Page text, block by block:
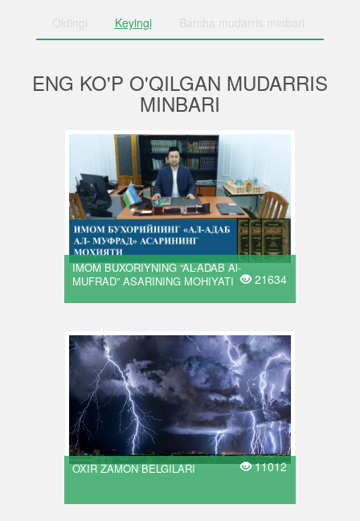
Oldingi Keyingi Barcha mudarris minbari
ENG KO'P O'QILGAN MUDARRIS
MINBARI
IMOM BUXORIYNING “AL-ADAB Al-
MUFRAD” ASARINING MOHIYATI
21634
OXIR ZAMON BELGILARI 11012